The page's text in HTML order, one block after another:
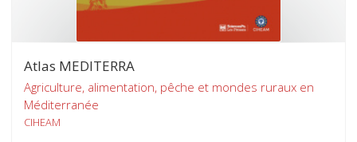
Atlas MEDITERRA
Agriculture, alimentation, pêche et mondes ruraux en
Méditerranée
CIHEAM